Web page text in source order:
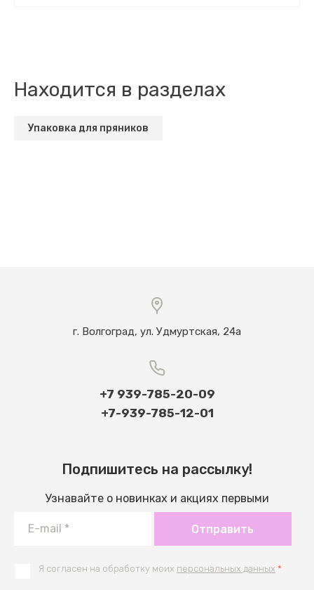
Находится в разделах
Упаковка для пряников
г. Волгоград, ул. Удмуртская, 24а
+7 939-785-20-09
+7-939-785-12-01
Подпишитесь на рассылку!
Узнавайте о новинках и акциях первыми
Я согласен на обработку моих персональных данных *
Отправить